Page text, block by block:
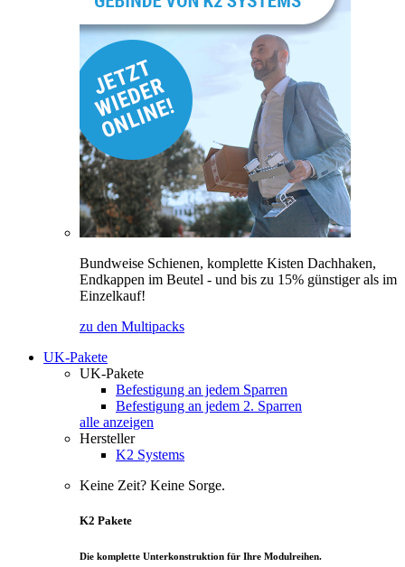
Bundweise Schienen, komplette Kisten Dachhaken,
Endkappen im Beutel - und bis zu 15% günstiger als im
Einzelkauf!
zu den Multipacks
UK-Pakete
UK-Pakete
Befestigung an jedem Sparren
Befestigung an jedem 2. Sparren
alle anzeigen
Hersteller
K2 Systems
Keine Zeit? Keine Sorge.
K2 Pakete
Die komplette Unterkonstruktion für Ihre Modulreihen.